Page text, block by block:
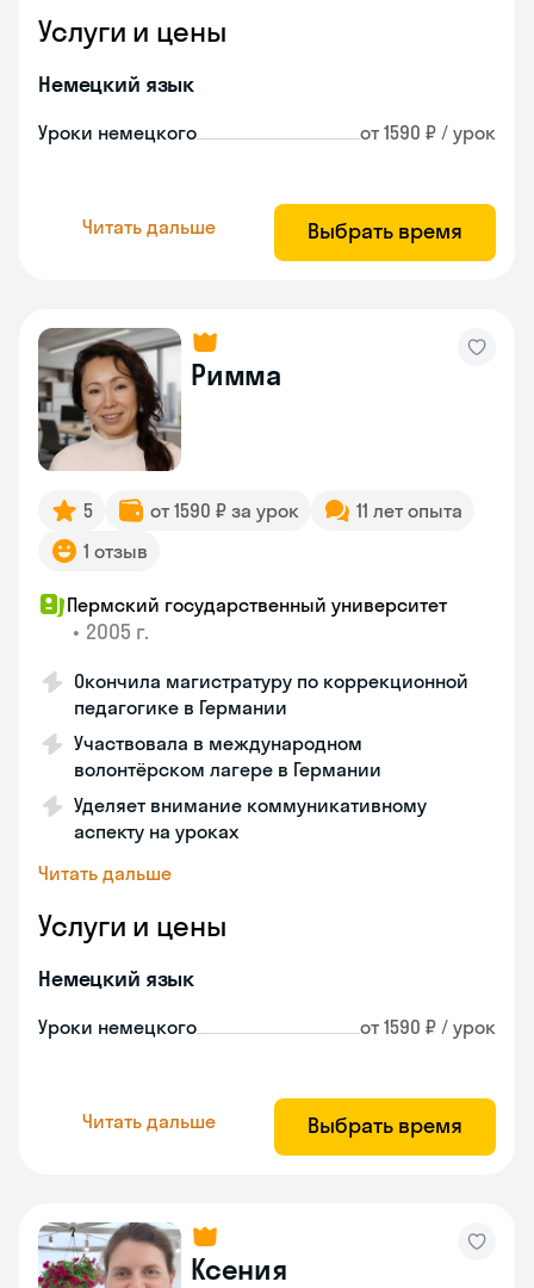
Услуги и цены
Немецкий язык
Уроки немецкого от 1590 ₽ / урок
Читать дальше Выбрать время
Римма
5 от 1590 ₽ за урок
11 лет опыта
1 отзыв
Пермский государственный университет
• 2005 г.
Окончила магистратуру по коррекционной
педагогике в Германии
Участвовала в международном
волонтёрском лагере в Германии
Уделяет внимание коммуникативному
аспекту на уроках
Читать дальше
Услуги и цены
Немецкий язык
Уроки немецкого от 1590 ₽ / урок
Читать дальше Выбрать время
Ксения